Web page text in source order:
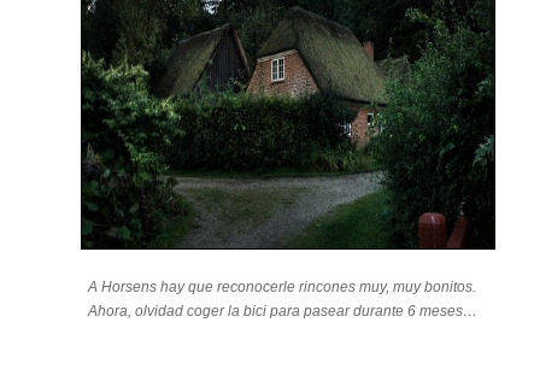
A Horsens hay que reconocerle rincones muy, muy bonitos.
Ahora, olvidad coger la bici para pasear durante 6 meses…